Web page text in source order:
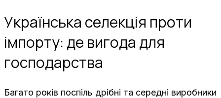
Українська селекція проти
імпорту: де вигода для
господарства
Багато років поспіль дрібні та середні виробники